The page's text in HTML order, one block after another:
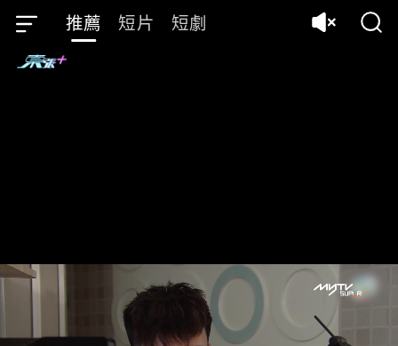
推薦 短片 短劇